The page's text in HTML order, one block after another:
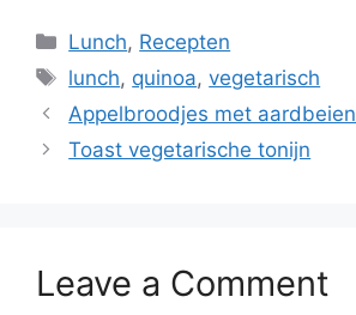
Lunch, Recepten
lunch, quinoa,vegetarisch
Appelbroodjes met aardbeien
Toast vegetarische tonijn
Leave a Comment